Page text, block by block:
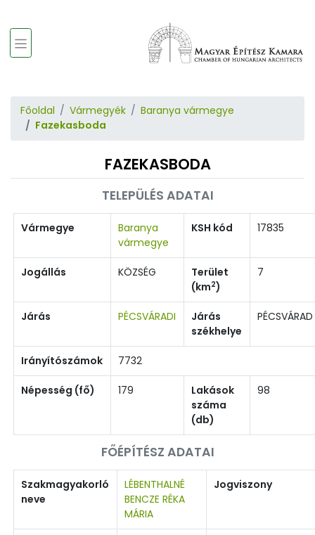
Főoldal Vármegyék
Baranya vármegye
Fazekasboda
FAZEKASBODA
TELEPÜLÉS ADATAI
Vármegye
Baranya
vármegye
KSH kód 17835
Jogállás KÖZSÉG
Terület
(km2)
7
Járás PÉCSVÁRADI
Járás
székhelye
PÉCSVÁRAD
Irányítószámok 7732
Népesség (fő) 179
Lakások
száma
(db)
98
FŐÉPÍTÉSZ ADATAI
Szakmagyakorló
neve
LÉBENTHALNÉ
BENCZE RÉKA
MÁRIA
Jogviszony